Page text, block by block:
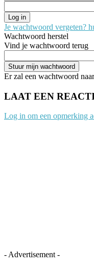
Je wachtwoord vergeten?
Wachtwoord herstel
Vind je wachtwoord terug
Er zal een wachtwoord
LAAT EEN
Log in om een opmerking
- Advertisement -